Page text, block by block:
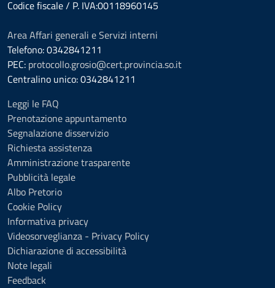
Codice fiscale / P. IVA:00118960145
Area Affari generali e Servizi interni
Telefono: 0342841211
PEC: protocollo.grosio@cert.provincia.so.it
Centralino unico: 0342841211
Leggi le FAQ
Prenotazione appuntamento
Segnalazione disservizio
Richiesta assistenza
Amministrazione trasparente
Pubblicità legale
Albo Pretorio
Cookie Policy
Informativa privacy
Videosorveglianza - Privacy Policy
Dichiarazione di accessibilità
Note legali
Feedback